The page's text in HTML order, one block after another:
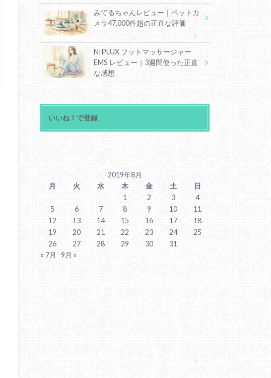
みてるちゃんレビュー｜ペットカ
メラ47,000件超の正直な評価
NIPLUX フットマッサージャー
EMS レビュー｜3週間使った正直
な感想
いいね！で登録
2019年8月
月
火 水 木 金 土
日
1
2 3
4
5
6 7 8 9 10
11
12
13 14 15 16 17
18
19
20 21 22 23 24
25
26
27 28 29 30
31
« 7月
9月 »